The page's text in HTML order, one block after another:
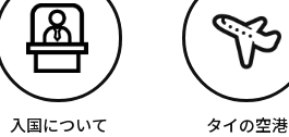
入国について タイの空港